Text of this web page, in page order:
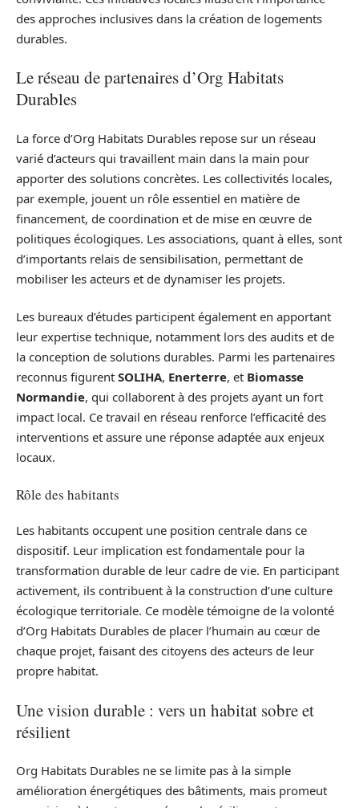
des approches inclusives dans la création de logements
durables.
Le réseau de partenaires d’Org Habitats
Durables
La force d’Org Habitats Durables repose sur un réseau
varié d’acteurs qui travaillent main dans la main pour
apporter des solutions concrètes. Les collectivités locales,
par exemple, jouent un rôle essentiel en matière de
financement, de coordination et de mise en œuvre de
politiques écologiques. Les associations, quant à elles, sont
d’importants relais de sensibilisation, permettant de
mobiliser les acteurs et de dynamiser les projets.
Les bureaux d’études participent également en apportant
leur expertise technique, notamment lors des audits et de
la conception de solutions durables. Parmi les partenaires
reconnus figurent SOLIHA, Enerterre, et Biomasse
Normandie, qui collaborent à des projets ayant un fort
impact local. Ce travail en réseau renforce l’efficacité des
interventions et assure une réponse adaptée aux enjeux
locaux.
Rôle des habitants
Les habitants occupent une position centrale dans ce
dispositif. Leur implication est fondamentale pour la
transformation durable de leur cadre de vie. En participant
activement, ils contribuent à la construction d’une culture
écologique territoriale. Ce modèle témoigne de la volonté
d’Org Habitats Durables de placer l’humain au cœur de
chaque projet, faisant des citoyens des acteurs de leur
propre habitat.
Une vision durable : vers un habitat sobre et
résilient
Org Habitats Durables ne se limite pas à la simple
amélioration énergétiques des bâtiments, mais promeut